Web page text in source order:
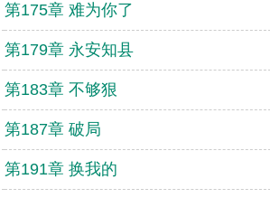
第175章 难为你了
第179章 永安知县
第183章 不够狠
第187章 破局
第191章 换我的